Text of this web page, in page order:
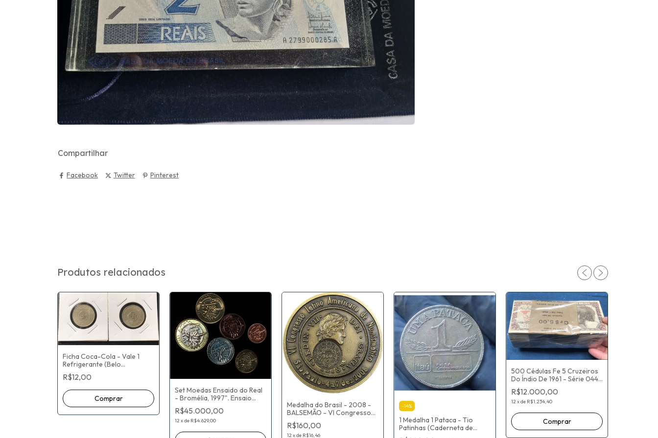
Compartilhar
Facebook Twitter Pinterest
Produtos relacionados
Ficha Coca-Cola - Vale 1
Refrigerante (Belo
Horizonte)
R$12,00
Set Moedas Ensaido do Real
- Bromélia, 1997". Ensaio
produzido pela CASA DA
MOEDA
R$45.000,00
12 xde R$4.629,00
Medalha do Brasil - 2008 -
BALSEMÃO - VI Congresso
Latino Americano de
Numismática - Sociedade
Numismática Brasileira - 55
R$160,00
12 xde R$16,46
-14%
1 Medalha 1 Pataca - Tio
Patinhas (Caderneta de
Poupança Itaú) País BRASIL
500 Cédulas Fe 5 Cruzeiros
Do Índio De 1961 - Série 044
Chancelas: Carlos A.
Carrilho/Sebastião P.
Almeida
R$12.000,00
12 xde R$1.234,40